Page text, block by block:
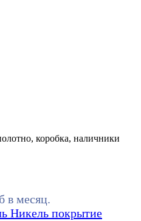
коробка, наличники
в месяц.